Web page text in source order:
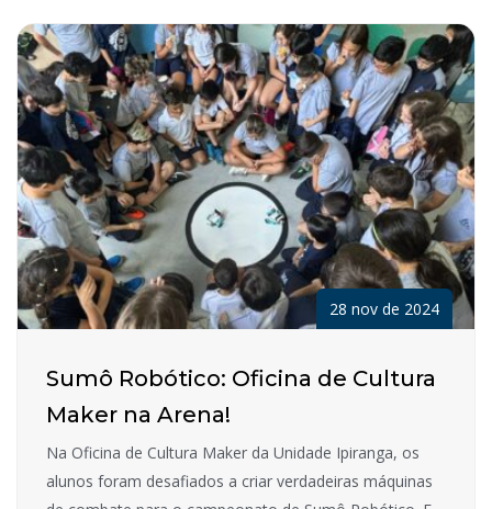
28 nov de 2024
Sumô Robótico: Oficina de Cultura
Maker na Arena!
Na Oficina de Cultura Maker da Unidade Ipiranga, os
alunos foram desafiados a criar verdadeiras máquinas